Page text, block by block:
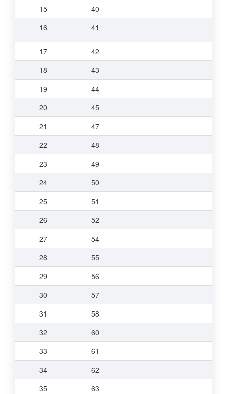
15
40
16
41
17
42
18
43
19
44
20
45
21
47
22
48
23
49
24
50
25
51
26
52
27
54
28
55
29
56
30
57
31
58
32
60
33
61
34
62
35
63